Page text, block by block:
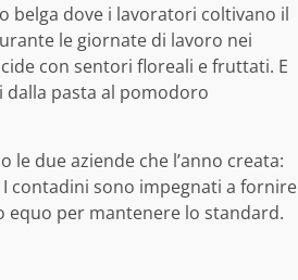
belga dove i lavoratori coltivano il
le giornate di lavoro nei
con sentori floreali e fruttati. E
pasta al pomodoro
due aziende che l’anno creata:
I contadini sono impegnati a fornire
per mantenere lo standard.